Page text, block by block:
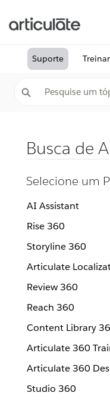
Suporte
Busca de
Selecione um
AI Assistant
Rise 360
Storyline 360
Articulate
Review 360
Reach 360
Content Library
Articulate 360
Articulate 360
Studio 360